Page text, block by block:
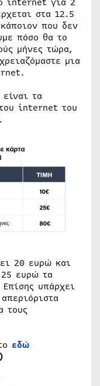
στα 12.5
που δεν
πόσο θα το
μήνες τώρα,
μια
τα
internet του
20 ευρώ και
ευρώ τα
υπάρχει
τους
εδώ